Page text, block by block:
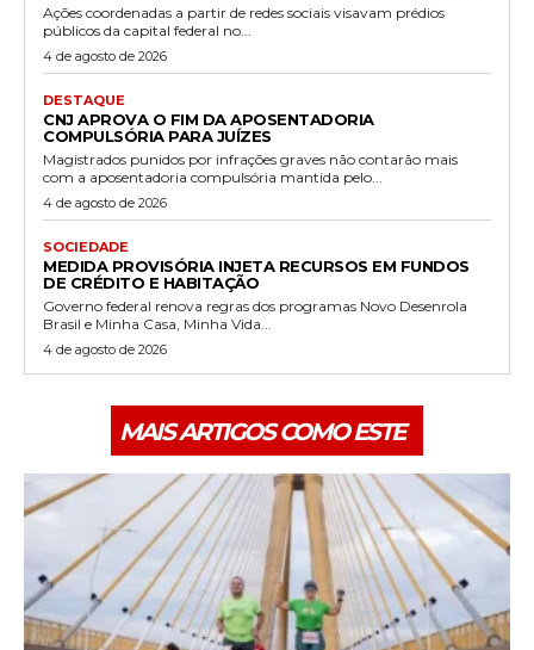
Ações coordenadas a partir de redes sociais visavam prédios
públicos da capital federal no...
4 de agosto de 2026
DESTAQUE
CNJ APROVA O FIM DA APOSENTADORIA
COMPULSÓRIA PARA JUÍZES
Magistrados punidos por infrações graves não contarão mais
com a aposentadoria compulsória mantida pelo...
4 de agosto de 2026
SOCIEDADE
MEDIDA PROVISÓRIA INJETA RECURSOS EM FUNDOS
DE CRÉDITO E HABITAÇÃO
Governo federal renova regras dos programas Novo Desenrola
Brasil e Minha Casa, Minha Vida...
4 de agosto de 2026
MAIS ARTIGOS COMO ESTE